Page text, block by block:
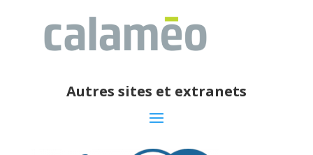
Autres sites et extranets